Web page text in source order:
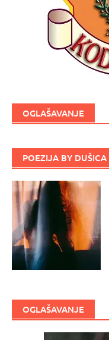
OGLAŠAVANJE
POEZIJA BY DUŠICA
OGLAŠAVANJE